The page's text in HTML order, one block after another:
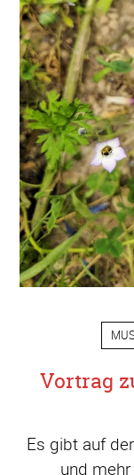
Vortrag
Es gibt auf
und